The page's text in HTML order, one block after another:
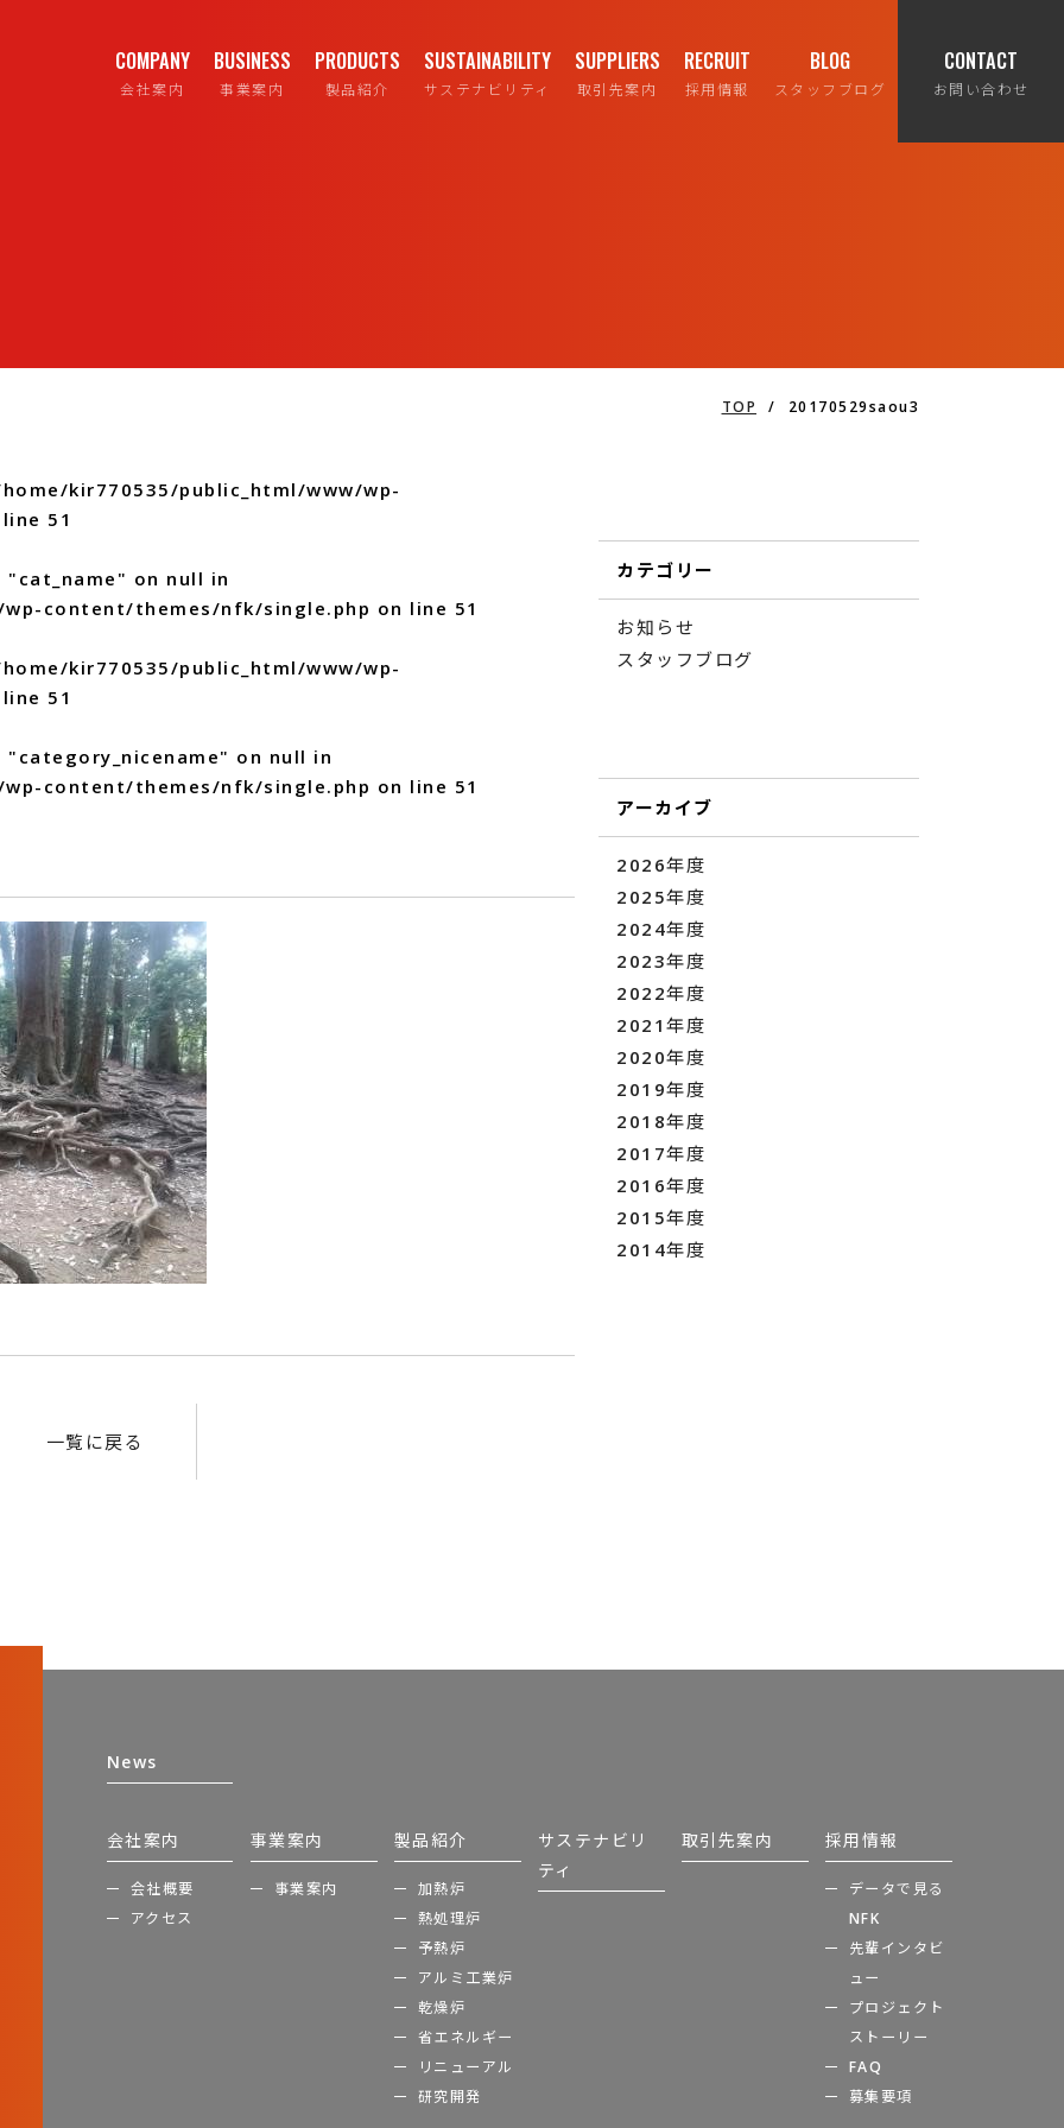
COMPANY
会社案内
BUSINESS
事業案内
PRODUCTS
製品紹介
SUSTAINABILITY
サステナビリティ
SUPPLIERS
取引先案内
RECRUIT
採用情報
BLOG
スタッフブログ
CONTACT
お問い合わせ
TOP / 20170529saou3
kir770535/public_html/www/wp-
51
on null in
content/themes/nfk/single.php on line 51
kir770535/public_html/www/wp-
51
on null in
content/themes/nfk/single.php on line 51
一覧に戻る
カテゴリー
お知らせ
スタッフブログ
アーカイブ
2026年度
2025年度
2024年度
2023年度
2022年度
2021年度
2020年度
2019年度
2018年度
2017年度
2016年度
2015年度
2014年度
News
会社案内
会社概要
アクセス
事業案内
事業案内
製品紹介
加熱炉
熱処理炉
予熱炉
アルミ工業炉
乾燥炉
省エネルギー
リニューアル
研究開発
サステナビリ
ティ
取引先案内 採用情報
データで見る
NFK
先輩インタビ
ュー
プロジェクト
ストーリー
FAQ
募集要項